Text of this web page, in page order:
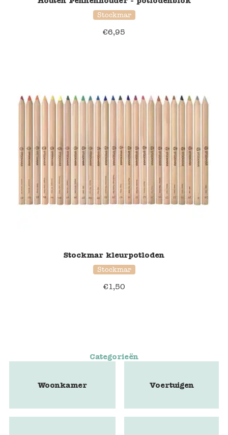
Stockmar
€6,95
Stockmar kleurpotloden
Stockmar
€1,50
Categorieën
Woonkamer Voertuigen